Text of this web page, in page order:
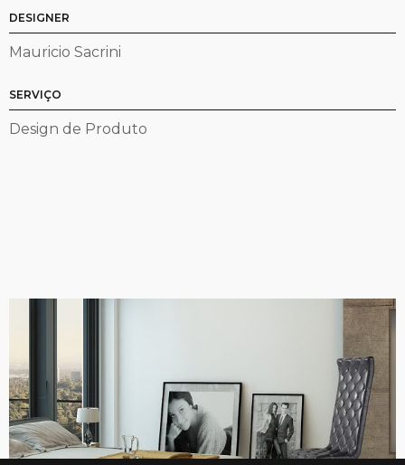
DESIGNER
Mauricio Sacrini
SERVIÇO
Design de Produto